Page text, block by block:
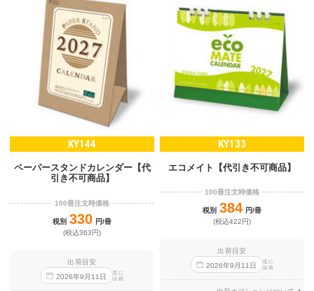
KY144
ペーパースタンドカレンダー【代
引き不可商品】
100冊注文時価格
税別 330 円/冊
(税込363円)
出荷目安
2026年9 月 11 日
迄に
出荷
KY133
エコメイト【代引き不可商品】
100冊注文時価格
税別 384 円/冊
(税込422円)
出荷目安
2026年9 月 11 日
迄に
出荷